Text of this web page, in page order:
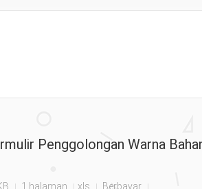
Penggolongan Warna
1 halaman xls
Berbayar